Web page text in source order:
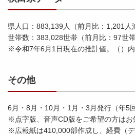
県人口：883,139人（前月比：1,201人
世帯数：383,028世帯（前月比：97世帯
※令和7年6月1日現在の推計値。（）
その他
6月・8月・10月・1月・3月発行（年5回
※点字版、音声CD版をご希望の方はお
※広報紙は410,000部作成し、経費（